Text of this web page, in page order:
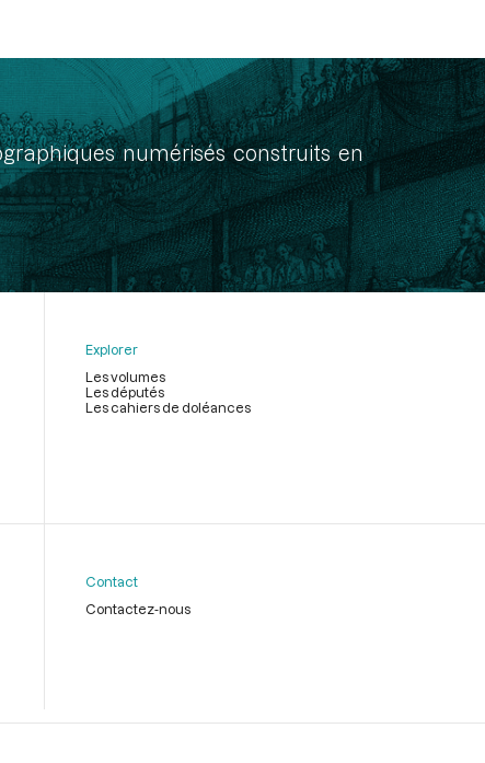
numérisés construits en
Explorer
Les volumes
Les députés
Les cahiers de doléances
Contact
Contactez-nous